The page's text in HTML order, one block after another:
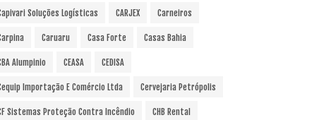
Soluções Logísticas CARJEX Carneiros
Caruaru Casa Forte Casas Bahia
Alumpinio CEASA CEDISA
Importação E Comércio Ltda Cervejaria Petrópolis
Sistemas Proteção Contra Incêndio CHB Rental